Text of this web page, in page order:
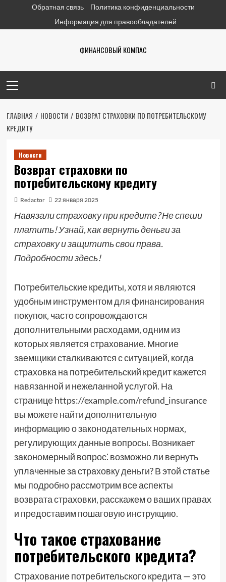
содержимому
Обратная связь
Политика конфиденциальности
Информация для правообладателей
ФИНАНСОВЫЙ КОМПАС
меню
ГЛАВНАЯ НОВОСТИ
ВОЗВРАТ СТРАХОВКИ ПО ПОТРЕБИТЕЛЬСКОМУ
КРЕДИТУ
Новости
Возврат страховки по
потребительскому кредиту
Redactor 22 января 2025
Навязали страховку при кредите? Не спеши
платить! Узнай, как вернуть деньги за
страховку и защитить свои права.
Подробности здесь!
Потребительские кредиты‚ хотя и являются
удобным инструментом для финансирования
покупок‚ часто сопровождаются
дополнительными расходами‚ одним из
которых является страхование. Многие
заемщики сталкиваются с ситуацией‚ когда
страховка на потребительский кредит кажется
навязанной и нежеланной услугой. На
странице https://example.com/refund_insurance
вы можете найти дополнительную
информацию о законодательных нормах‚
регулирующих данные вопросы. Возникает
закономерный вопрос⁚ возможно ли вернуть
уплаченные за страховку деньги? В этой статье
мы подробно рассмотрим все аспекты
возврата страховки‚ расскажем о ваших правах
и предоставим пошаговую инструкцию.
Что такое страхование
потребительского кредита?
Страхование потребительского кредита — это